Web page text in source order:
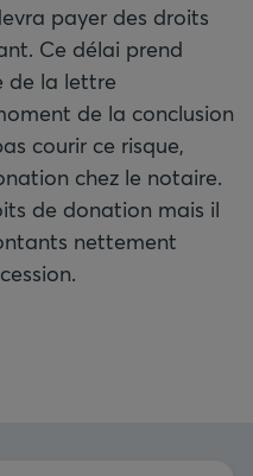
payer des droits
Ce délai prend
de la lettre
de la conclusion
courir ce risque,
chez le notaire.
de donation mais il
nettement